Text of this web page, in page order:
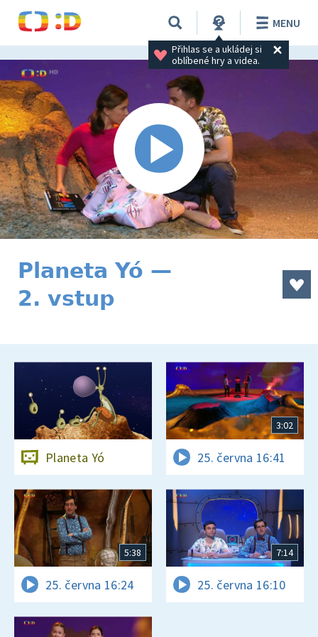
Přihlas se a ukládej si
oblíbené hry a videa.
MENU
Planeta Yó —
2. vstup
Planeta Yó
3:02
25. června 16:41
5:38
25. června 16:24
7:14
25. června 16:10